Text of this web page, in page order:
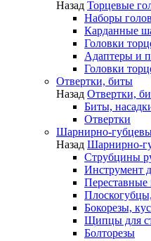
Назад Торцевые
Наборы
Карданные
Головки
Адаптеры и
Головки
Отвертки, биты
Назад Отвертки,
Биты,
Отвертки
Шарнирно-
Назад Шарнирно-
Струбцины
Инструмент
Переставные
Бокорезы,
Щипцы для
Болторезы